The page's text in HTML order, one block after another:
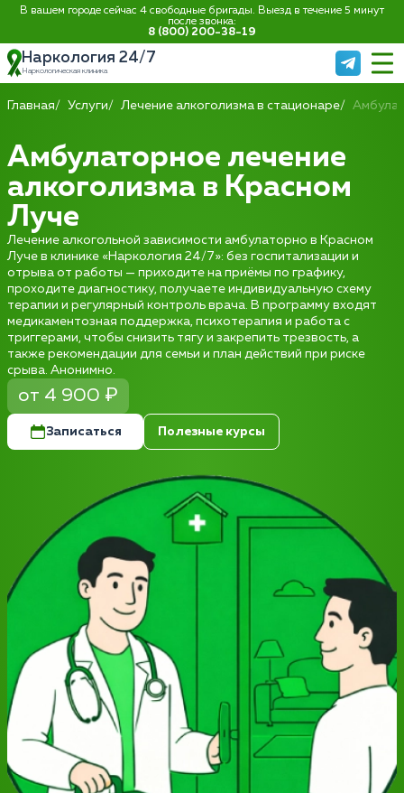
В вашем городе сейчас 4 свободные бригады. Выезд в течение 5 минут
после звонка:
8 (800) 200-38-19
Наркология 24/7
Наркологическая клиника
Главная Услуги Лечение алкоголизма в стационаре
Амбулаторное лечение
алкоголизма в Красном
Луче
Лечение алкогольной зависимости амбулаторно в Красном
Луче в клинике «Наркология 24/7»: без госпитализации и
отрыва от работы — приходите на приёмы по графику,
проходите диагностику, получаете индивидуальную схему
терапии и регулярный контроль врача. В программу входят
медикаментозная поддержка, психотерапия и работа с
триггерами, чтобы снизить тягу и закрепить трезвость, а
также рекомендации для семьи и план действий при риске
срыва. Анонимно.
от 4 900 ₽
Записаться Полезные курсы